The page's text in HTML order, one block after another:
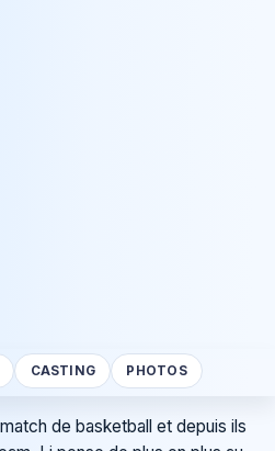
CASTING PHOTOS
de basketball et depuis ils